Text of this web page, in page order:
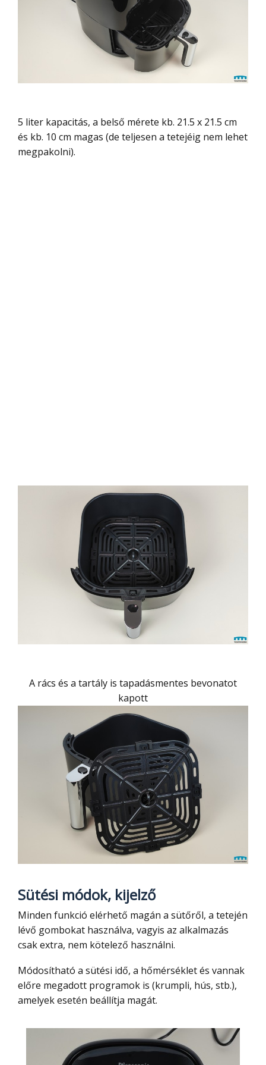
5 liter kapacitás, a belső mérete kb. 21.5 x 21.5 cm
és kb. 10 cm magas (de teljesen a tetejéig nem lehet
megpakolni).
A rács és a tartály is tapadásmentes bevonatot
kapott
Sütési módok, kijelző
Minden funkció elérhető magán a sütőről, a tetején
lévő gombokat használva, vagyis az alkalmazás
csak extra, nem kötelező használni.
Módosítható a sütési idő, a hőmérséklet és vannak
előre megadott programok is (krumpli, hús, stb.),
amelyek esetén beállítja magát.